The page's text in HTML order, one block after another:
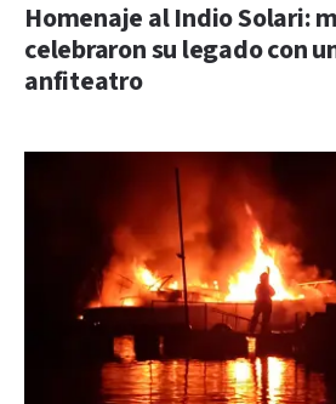
Homenaje al Indio Solari:
celebraron su legado con
anfiteatro